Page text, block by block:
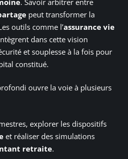
peut transformer la
outils comme l’assurance vie
dans cette vision
et souplesse à la fois pour
constitué.
ouvre la voie à plusieurs
explorer les dispositifs
et réaliser des simulations
retraite.